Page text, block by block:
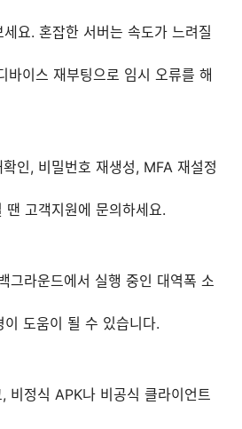
요. 혼잡한 서버는 속도가 느려질
바이스 재부팅으로 임시 오류를 해
인, 비밀번호 재생성, MFA 재설정
땐 고객지원에 문의하세요.
그라운드에서 실행 중인 대역폭 소
도움이 될 수 있습니다.
비정식 APK나 비공식 클라이언트